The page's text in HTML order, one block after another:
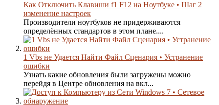
Как Отключить Клавиши f1 F12 на Ноутбуке • Шаг 2
изменение настроек
Производители ноутбуков не придерживаются
определённых стандартов в этом плане....
1 Vbs не Удается Найти Файл Сценария • Устранение
ошибки
Узнать какие обновления были загружены можно
перейдя в Центре обновления на вкл...